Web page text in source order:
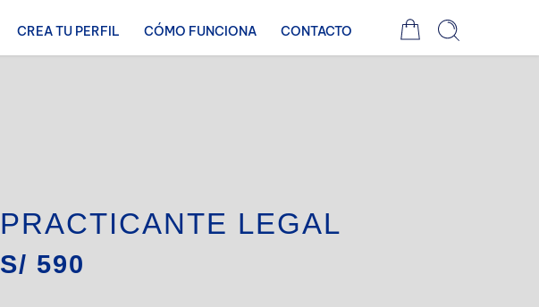
CREA TU PERFIL CÓMO FUNCIONA CONTACTO
PRACTICANTE LEGAL
S/ 590